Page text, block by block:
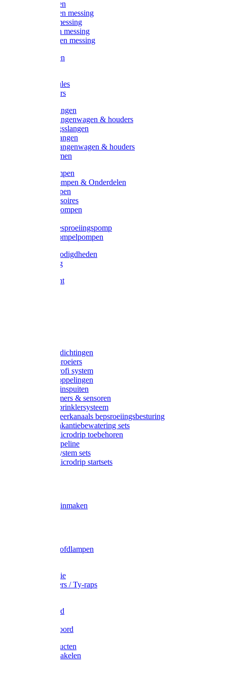
Kogelkranen
Koppelingen messing
Sproeiers messing
Tuinspuiten messing
Slangstukken messing
Handspuiten
Kunststoftules
Regenmeters
Overige slangen
Overige slangenwagen & houders
Beregeningsslangen
Gardena slangen
Gardena slangenwagen & houders
Slangklemmen
Leader pompen
Zwengelpompen & Onderdelen
Ebara pompen
Pompaccessoires
Excellent pompen
Gardena besproeiingspomp
Gardena dompelpompen
Tyleen benodigdheden
Tyleenslang
Lange bocht
Gardena afdichtingen
Gardena sproeiers
Gardena Profi system
Gardena koppelingen
Gardena tuinspuiten
Gardena timers & sensoren
Gardena Sprinklersysteem
Gardena meerkanaals bepsroeiingsbesturing
Gardena vakantiebewatering sets
Gardena Microdrip toebehoren
Gardena Pipeline
Gardena System sets
Gardena Microdrip startsets
Wecken & inmaken
Zak- & Hoofdlampen
Tape en folie
Kabelbinders / Ty-raps
Metselkoord
Elastisch koord
Afdekproducten
Heffen en takelen